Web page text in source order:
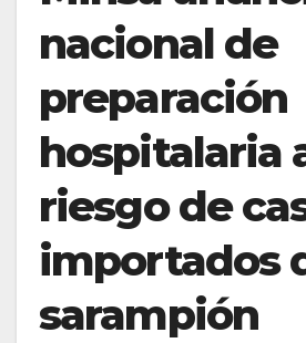
nacional de
preparación
hospitalaria
riesgo de
importados
sarampión